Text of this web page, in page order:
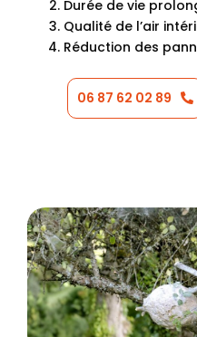
Durée de vie
Qualité de l’air
Réduction des
06 87 62 02 89